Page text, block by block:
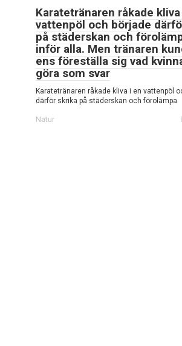
Karatetränaren råkade
vattenpöl och började
på städerskan och
inför alla. Men tränaren
ens föreställa sig vad
göra som svar
Karatetränaren råkade kliva i en vattenpöl
därför skrika på städerskan och förolämpa
Natur